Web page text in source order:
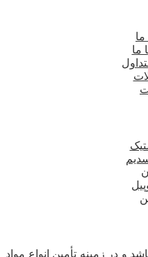
ما
ما
و در زمینه تأمین انواع مواد